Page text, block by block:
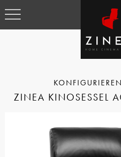
ZINEA KINOSESSEL